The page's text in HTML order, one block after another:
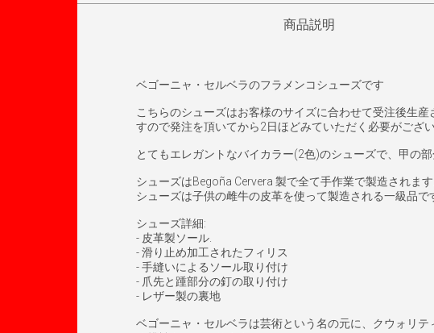
商品説明
ベゴーニャ・セルベラのフラメンコシューズです
こちらのシューズはお客様のサイズに合わせて受注後生
すので発注を頂いてから2日ほどみていただく必要がござ
とてもエレガントなバイカラー(2色)のシューズで、甲の
シューズはBegoña Cervera 製で全て手作業で製造されます
シューズは子供の雌牛の皮革を使って製造される一級品
シューズ詳細:
- 皮革製ソール.
- 滑り止め加工されたフィリス
- 手縫いによるソール取り付け
- 爪先と踵部分の釘の取り付け
- レザー製の裏地
ベゴーニャ・セルベラは芸術という名の元に、クウォリ